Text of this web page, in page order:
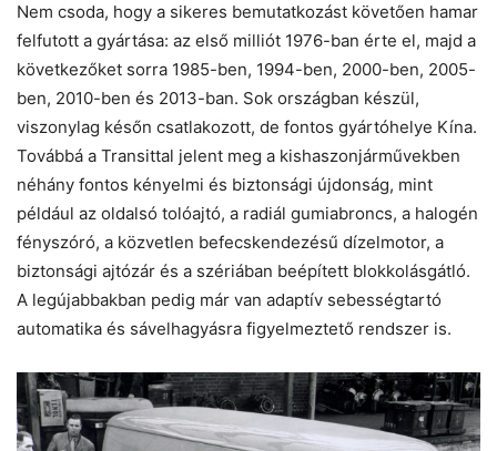
Nem csoda, hogy a sikeres bemutatkozást követően hamar
felfutott a gyártása: az első milliót 1976-ban érte el, majd a
következőket sorra 1985-ben, 1994-ben, 2000-ben, 2005-
ben, 2010-ben és 2013-ban. Sok országban készül,
viszonylag későn csatlakozott, de fontos gyártóhelye Kína.
Továbbá a Transittal jelent meg a kishaszonjárművekben
néhány fontos kényelmi és biztonsági újdonság, mint
például az oldalsó tolóajtó, a radiál gumiabroncs, a halogén
fényszóró, a közvetlen befecskendezésű dízelmotor, a
biztonsági ajtózár és a szériában beépített blokkolásgátló.
A legújabbakban pedig már van adaptív sebességtartó
automatika és sávelhagyásra figyelmeztető rendszer is.